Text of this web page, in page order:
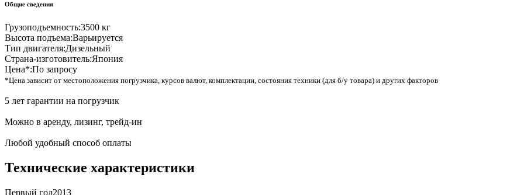
Общие сведения
Грузоподъемность:3500 кг
Высота подъема:Варьируется
Тип двигателя:Дизельный
Страна-изготовитель:Япония
Цена*:По запросу
*Цена зависит от местоположения погрузчика, курсов валют, комплектации, состояния техники (для б/у товара) и других факторов
5 лет гарантии на погрузчик
Можно в аренду, лизинг, трейд-ин
Любой удобный способ оплаты
Технические характеристики
Первый год2013